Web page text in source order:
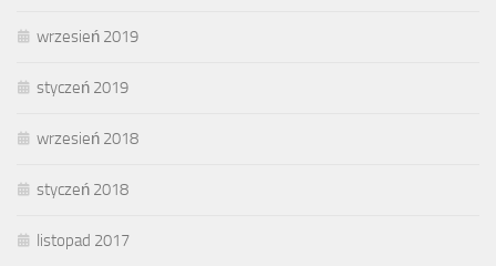
wrzesień 2019
styczeń 2019
wrzesień 2018
styczeń 2018
listopad 2017